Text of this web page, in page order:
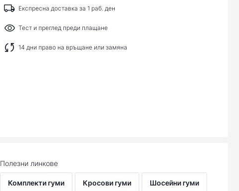
Експресна доставка за 1 раб. ден
Тест и преглед преди плащане
14 дни право на връщане или замяна
Полезни линкове
Комплекти гуми Кросови гуми Шосейни гуми